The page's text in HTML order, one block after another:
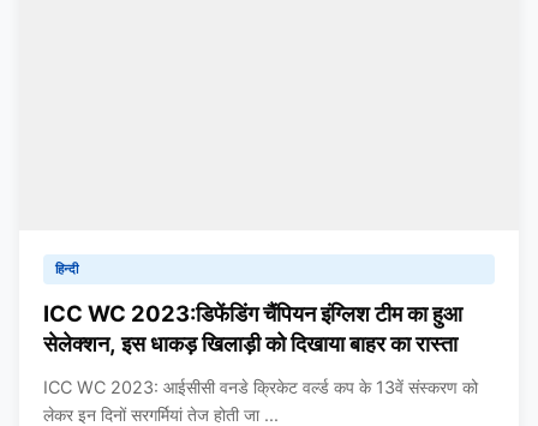
हिन्दी
ICC WC 2023:डिफेंडिंग चैंपियन इंग्लिश टीम का हुआ
सेलेक्शन, इस धाकड़ खिलाड़ी को दिखाया बाहर का रास्ता
ICC WC 2023: आईसीसी वनडे क्रिकेट वर्ल्ड कप के 13वें संस्करण को
लेकर इन दिनों सरगर्मियां तेज होती जा ...